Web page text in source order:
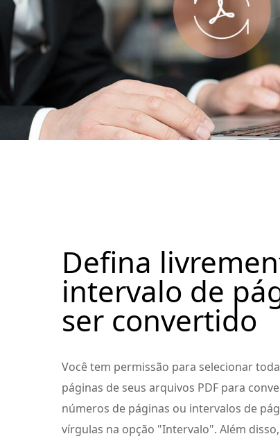
Defina
intervalo de
ser convertido
Você tem permissão para selecionar
páginas de seus arquivos PDF para
números de páginas ou intervalos de
vírgulas na opção "Intervalo". Além